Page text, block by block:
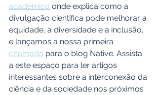
académico onde explica como a
divulgação científica pode melhorar a
equidade, a diversidade e a inclusão,
e lançamos a nossa primeira
chamada para o blog Native. Assista
a este espaço para ler artigos
interessantes sobre a interconexão da
ciência e da sociedade nos próximos